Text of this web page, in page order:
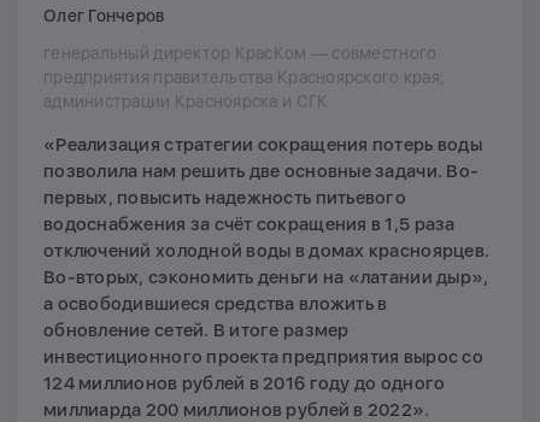
Олег Гончеров
генеральный директор КрасКом — совместного
предприятия правительства Красноярского края,
администрации Красноярска и СГК
«Реализация стратегии сокращения потерь воды
позволила нам решить две основные задачи. Во-
первых, повысить надежность питьевого
водоснабжения за счёт сокращения в 1,5 раза
отключений холодной воды в домах красноярцев.
Во-вторых, сэкономить деньги на «латании дыр»,
а освободившиеся средства вложить в
обновление сетей. В итоге размер
инвестиционного проекта предприятия вырос со
124 миллионов рублей в 2016 году до одного
миллиарда 200 миллионов рублей в 2022».